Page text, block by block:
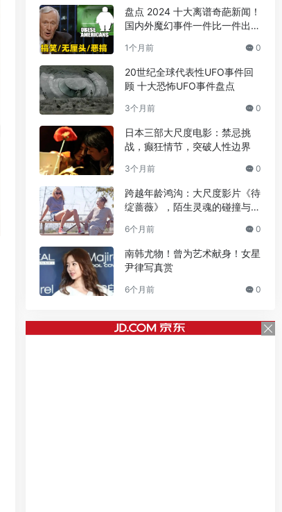
盘点 2024 十大离谱奇葩新闻！
国内外魔幻事件一件比一件出人
1个月前 0
20世纪全球代表性UFO事件回
顾 十大恐怖UFO事件盘点
3个月前 0
日本三部大尺度电影：禁忌挑
战，癫狂情节，突破人性边界
3个月前 0
跨越年龄鸿沟：大尺度影片《待
绽蔷薇》，陌生灵魂的碰撞与温
6个月前 0
南韩尤物！曾为艺术献身！女星
尹律写真赏
6个月前 0